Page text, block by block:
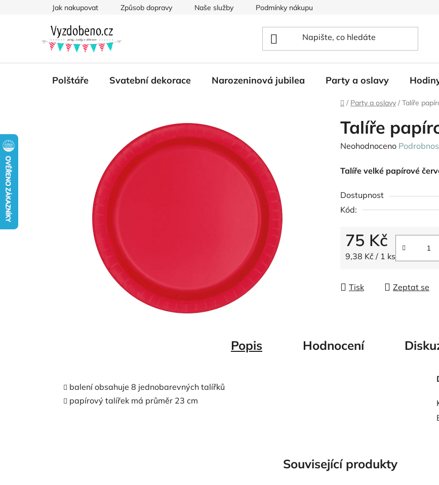
Jak nakupovat Způsob dopravy Naše služby Podmínky nákupu
Polštáře Svatební dekorace Narozeninová jubilea Party a oslavy
Domů
/ Party a oslavy / Talíře
Talíře
Průměrné
produktu
0,0
z
hvězdiček.
Neohodnoceno
Talíře velké papírové
Dostupnost
Kód:
75 Kč
Měrná cena:
9,38 Kč / 1 ks
Tisk Zeptat se
Popis Hodnocení
balení obsahuje 8 jednobarevných talířků
papírový talířek má průměr 23 cm
Související produkty